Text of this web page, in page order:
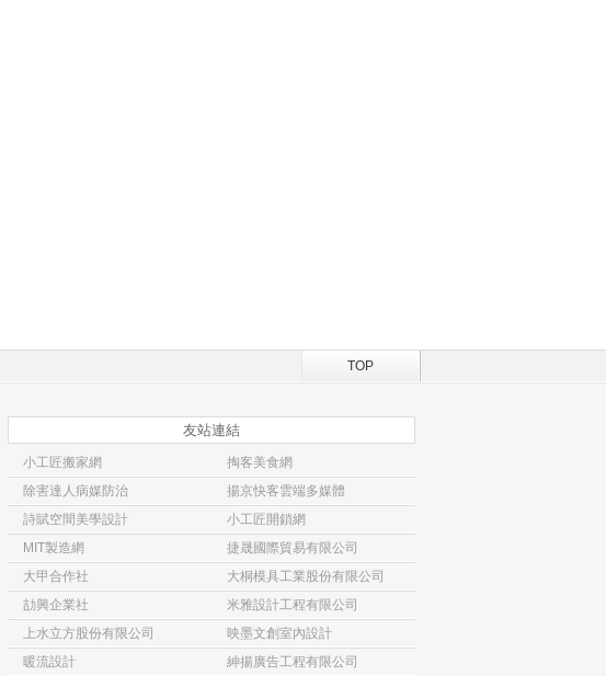
TOP
友站連結
小工匠搬家網
掏客美食網
除害達人病媒防治
揚京快客雲端多媒體
詩賦空間美學設計
小工匠開鎖網
MIT製造網
捷晟國際貿易有限公司
大甲合作社
大桐模具工業股份有限公司
劼興企業社
米雅設計工程有限公司
上水立方股份有限公司
映墨文創室內設計
暖流設計
紳揚廣告工程有限公司